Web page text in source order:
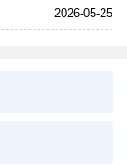
2026-05-25